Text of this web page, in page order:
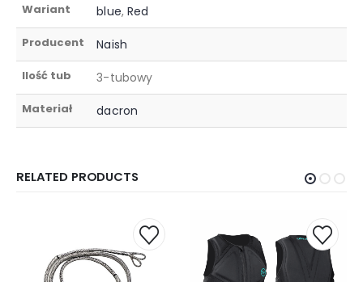
Wariant blue, Red
Producent Naish
Ilość tub 3-tubowy
Materiał dacron
RELATED PRODUCTS